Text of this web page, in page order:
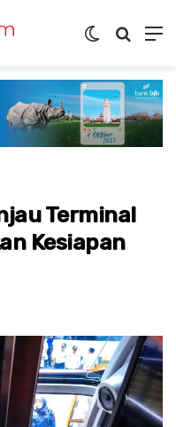
Switch skin
Terminal
Kesiapan